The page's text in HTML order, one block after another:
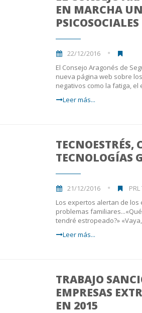
EN MARCHA
22/12/2016
El Consejo Aragonés de
nueva página web sobre
negativos como la fatiga,
Leer más...
TECNOESTRÉS,
TECNOLOGÍAS
21/12/2016
Los expertos alertan de
problemas
tendré estropeado?»
Leer más...
TRABAJO
EMPRESAS
EN 2015